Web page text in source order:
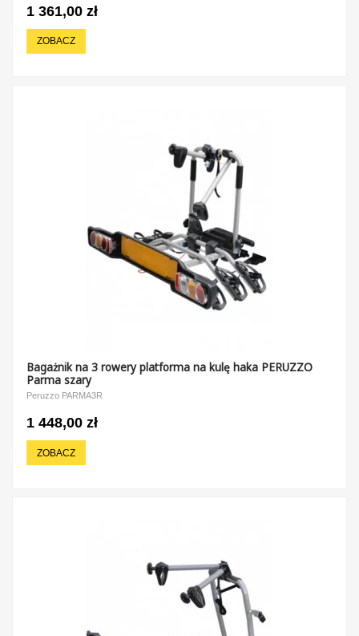
1 361,00 zł
ZOBACZ
Bagażnik na 3 rowery platforma na kulę haka PERUZZO
Parma szary
Peruzzo PARMA3R
1 448,00 zł
ZOBACZ